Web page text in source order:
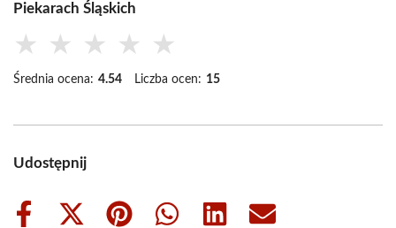
Piekarach Śląskich
★ ★ ★ ★ ★
Średnia ocena: 4.54 Liczba ocen: 15
Udostępnij
Share
Share
Share
Share
Share
Share